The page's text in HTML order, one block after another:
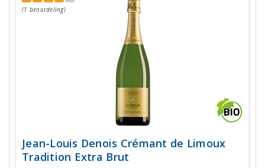
(1 beoordeling)
Jean-Louis Denois Crémant de Limoux
Tradition Extra Brut